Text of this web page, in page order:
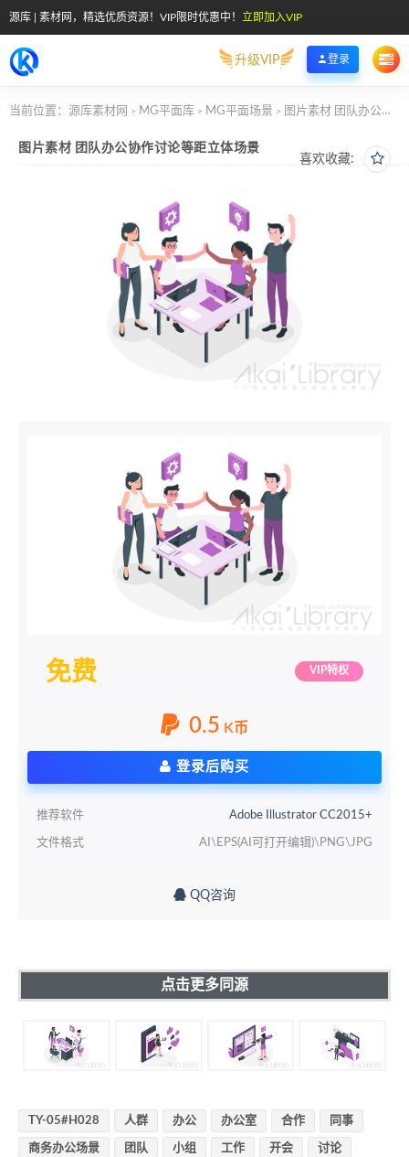
源库 | 素材网，精选优质资源！VIP限时优惠中！ 立即加入VIP
升级VIP 登录
当前位置： 源库素材网 > MG平面库 > MG平面场景 > 图片素材 团队办公协作讨论等距立体场景
喜欢收藏:
图片素材 团队办公协作讨论等距立体场景
免费 VIP特权
0.5 K币
登录后购买
推荐软件 Adobe Illustrator CC2015+
文件格式 AI\EPS(AI可打开编辑)\PNG\JPG
QQ咨询
点击更多同源
TY-05#H028 人群 办公 办公室 合作 同事
商务办公场景 团队 小组 工作 开会 讨论